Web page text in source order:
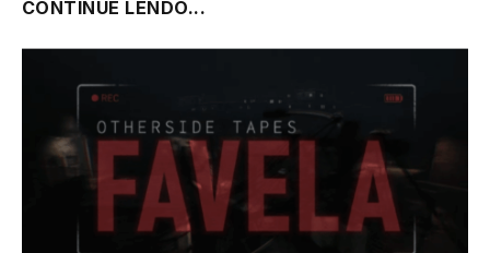
CONTINUE LENDO...